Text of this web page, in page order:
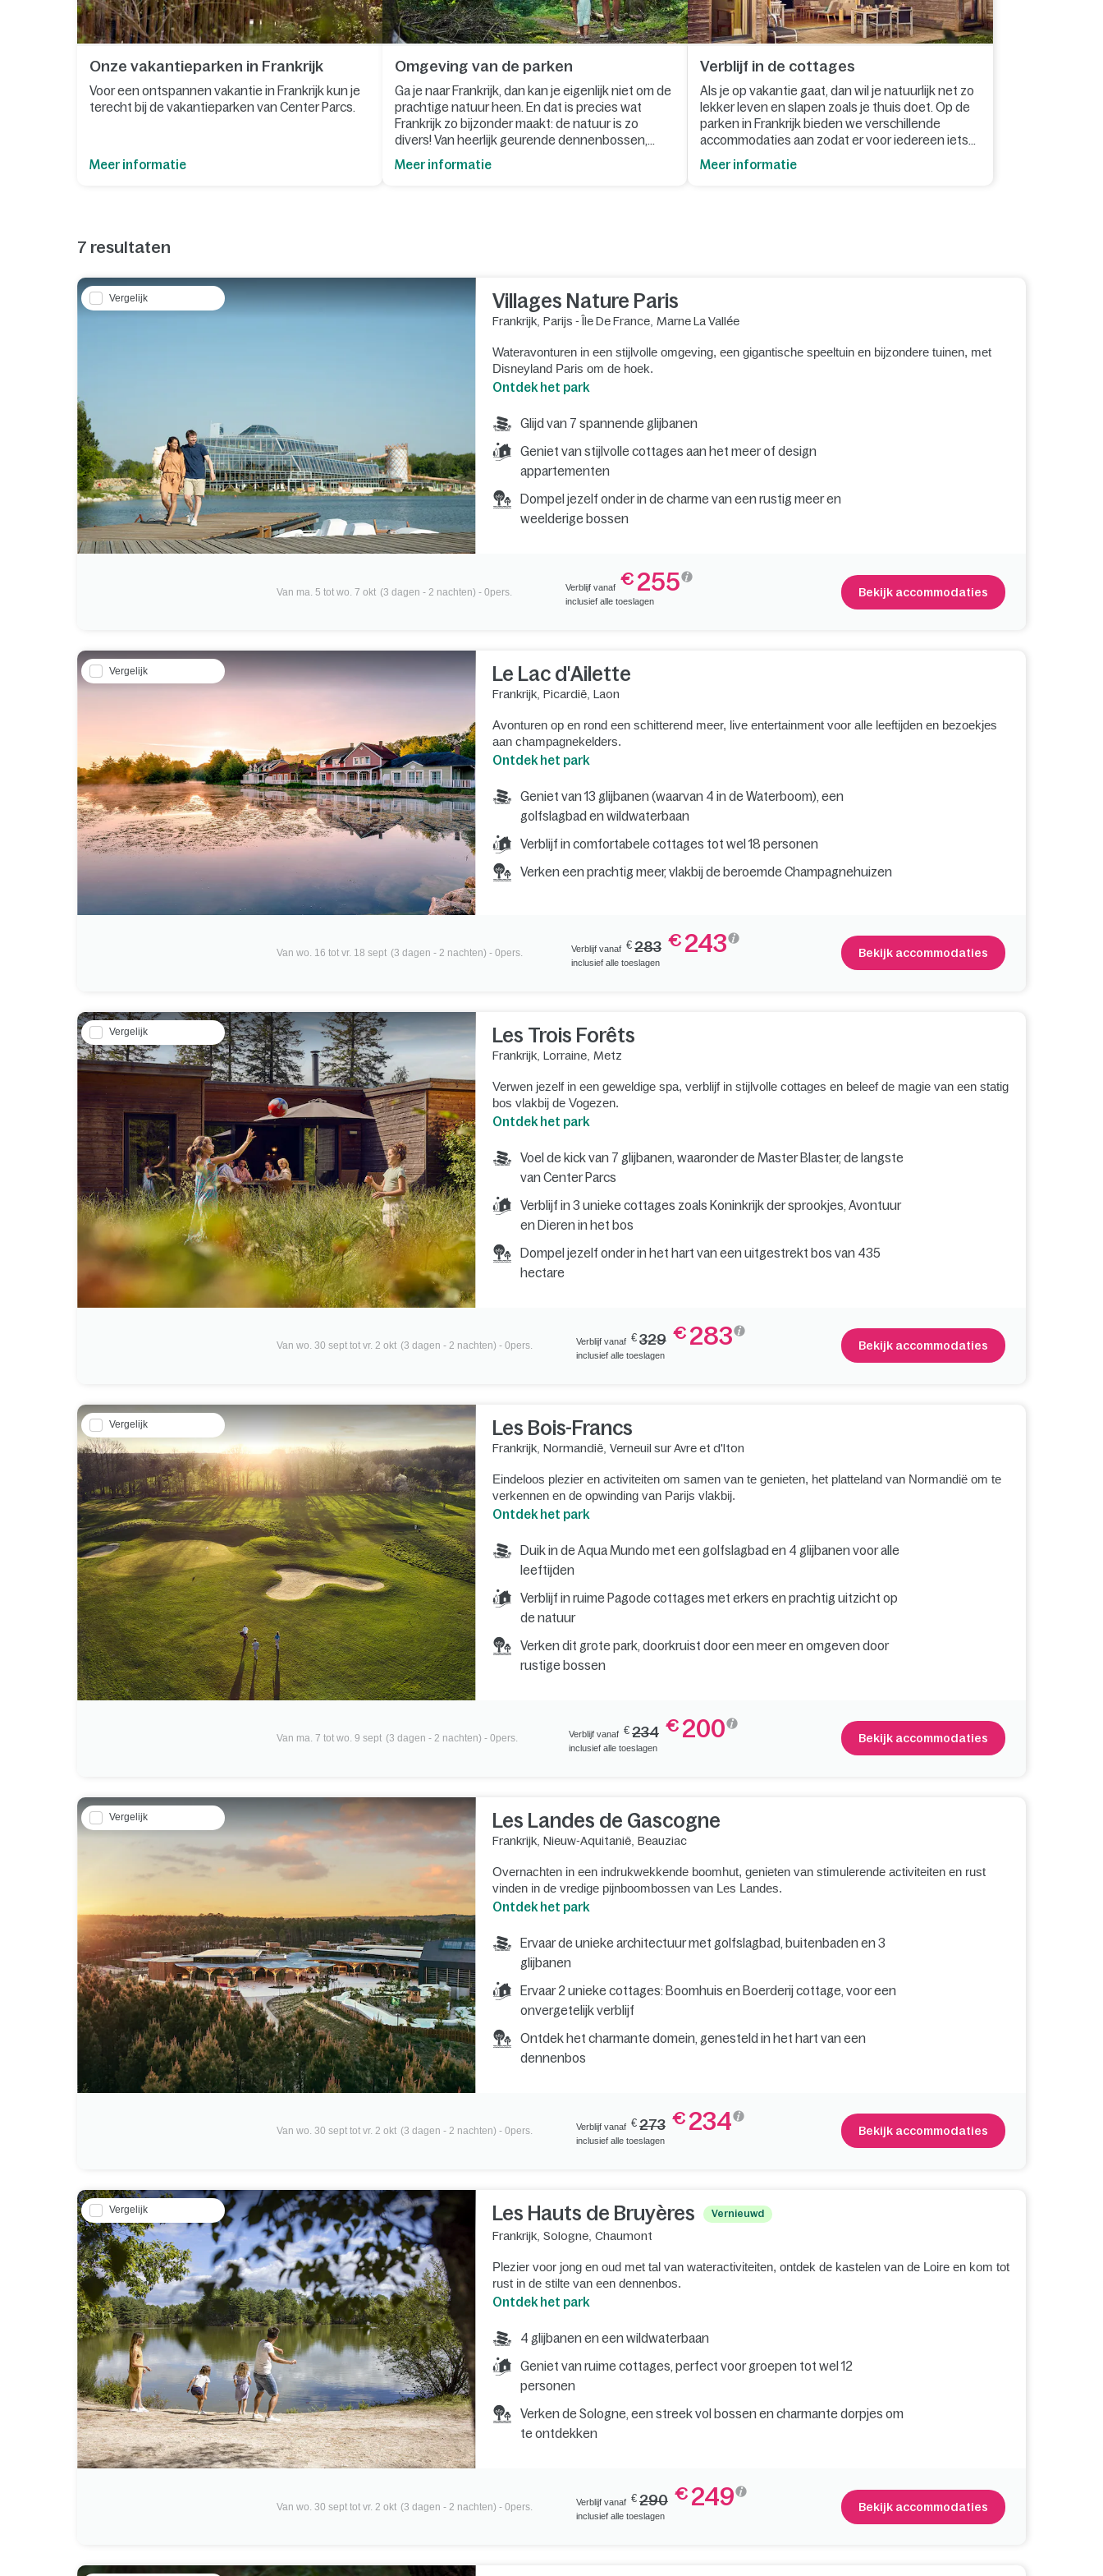
Onze vakantieparken in Frankrijk
Voor een ontspannen vakantie in Frankrijk kun je
terecht bij de vakantieparken van Center Parcs.
Meer informatie
Omgeving van de parken
Ga je naar Frankrijk, dan kan je eigenlijk niet om de
prachtige natuur heen. En dat is precies wat
Frankrijk zo bijzonder maakt: de natuur is zo
divers! Van heerlijk geurende dennenbossen,
oneindige landbouwvelden, strand, heuvels en
nog veel meer!
Meer informatie
Verblijf in de cottages
Als je op vakantie gaat, dan wil je natuurlijk net zo
lekker leven en slapen zoals je thuis doet. Op de
parken in Frankrijk bieden we verschillende
accommodaties aan zodat er voor iedereen iets
bij zit.
Meer informatie
7 resultaten
Vergelijk Villages Nature Paris
Frankrijk, Parijs - Île De France, Marne La Vallée
Wateravonturen in een stijlvolle omgeving, een gigantische speeltuin en bijzondere tuinen, met
Disneyland Paris om de hoek.
Ontdek het park
Glijd van 7 spannende glijbanen
Geniet van stijlvolle cottages aan het meer of design
appartementen
Dompel jezelf onder in de charme van een rustig meer en
weelderige bossen
Van ma. 5 tot wo. 7 okt (3 dagen - 2 nachten) - 0pers. Verblijf vanaf € 255
inclusief alle toeslagen
Bekijk accommodaties
Vergelijk Le Lac d'Ailette
Frankrijk, Picardië, Laon
Avonturen op en rond een schitterend meer, live entertainment voor alle leeftijden en bezoekjes
aan champagnekelders.
Ontdek het park
Geniet van 13 glijbanen (waarvan 4 in de Waterboom), een
golfslagbad en wildwaterbaan
Verblijf in comfortabele cottages tot wel 18 personen
Verken een prachtig meer, vlakbij de beroemde Champagnehuizen
Van wo. 16 tot vr. 18 sept (3 dagen - 2 nachten) - 0pers. Verblijf vanaf € 283 € 243
inclusief alle toeslagen
Bekijk accommodaties
Vergelijk Les Trois Forêts
Frankrijk, Lorraine, Metz
Verwen jezelf in een geweldige spa, verblijf in stijlvolle cottages en beleef de magie van een statig
bos vlakbij de Vogezen.
Ontdek het park
Voel de kick van 7 glijbanen, waaronder de Master Blaster, de langste
van Center Parcs
Verblijf in 3 unieke cottages zoals Koninkrijk der sprookjes, Avontuur
en Dieren in het bos
Dompel jezelf onder in het hart van een uitgestrekt bos van 435
hectare
Van wo. 30 sept tot vr. 2 okt (3 dagen - 2 nachten) - 0pers. Verblijf vanaf € 329 € 283
inclusief alle toeslagen
Bekijk accommodaties
Vergelijk Les Bois-Francs
Frankrijk, Normandië, Verneuil sur Avre et d'Iton
Eindeloos plezier en activiteiten om samen van te genieten, het platteland van Normandië om te
verkennen en de opwinding van Parijs vlakbij.
Ontdek het park
Duik in de Aqua Mundo met een golfslagbad en 4 glijbanen voor alle
leeftijden
Verblijf in ruime Pagode cottages met erkers en prachtig uitzicht op
de natuur
Verken dit grote park, doorkruist door een meer en omgeven door
rustige bossen
Van ma. 7 tot wo. 9 sept (3 dagen - 2 nachten) - 0pers. Verblijf vanaf € 234 € 200
inclusief alle toeslagen
Bekijk accommodaties
Vergelijk Les Landes de Gascogne
Frankrijk, Nieuw-Aquitanië, Beauziac
Overnachten in een indrukwekkende boomhut, genieten van stimulerende activiteiten en rust
vinden in de vredige pijnboombossen van Les Landes.
Ontdek het park
Ervaar de unieke architectuur met golfslagbad, buitenbaden en 3
glijbanen
Ervaar 2 unieke cottages: Boomhuis en Boerderij cottage, voor een
onvergetelijk verblijf
Ontdek het charmante domein, genesteld in het hart van een
dennenbos
Van wo. 30 sept tot vr. 2 okt (3 dagen - 2 nachten) - 0pers. Verblijf vanaf € 273 € 234
inclusief alle toeslagen
Bekijk accommodaties
Vergelijk Les Hauts de Bruyères Vernieuwd
Frankrijk, Sologne, Chaumont
Plezier voor jong en oud met tal van wateractiviteiten, ontdek de kastelen van de Loire en kom tot
rust in de stilte van een dennenbos.
Ontdek het park
4 glijbanen en een wildwaterbaan
Geniet van ruime cottages, perfect voor groepen tot wel 12
personen
Verken de Sologne, een streek vol bossen en charmante dorpjes om
te ontdekken
Van wo. 30 sept tot vr. 2 okt (3 dagen - 2 nachten) - 0pers. Verblijf vanaf € 290 € 249
inclusief alle toeslagen
Bekijk accommodaties